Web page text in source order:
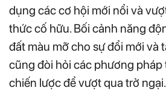
dụng các cơ hội mới nổi và
thức cố hữu. Bối cảnh năng
đất màu mỡ cho sự đổi mới và
cũng đòi hỏi các phương pháp
chiến lược để vượt qua trở ngại.